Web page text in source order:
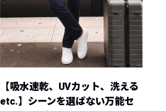
【吸水速乾、UVカット、洗える
etc.】シーンを選ばない万能セ